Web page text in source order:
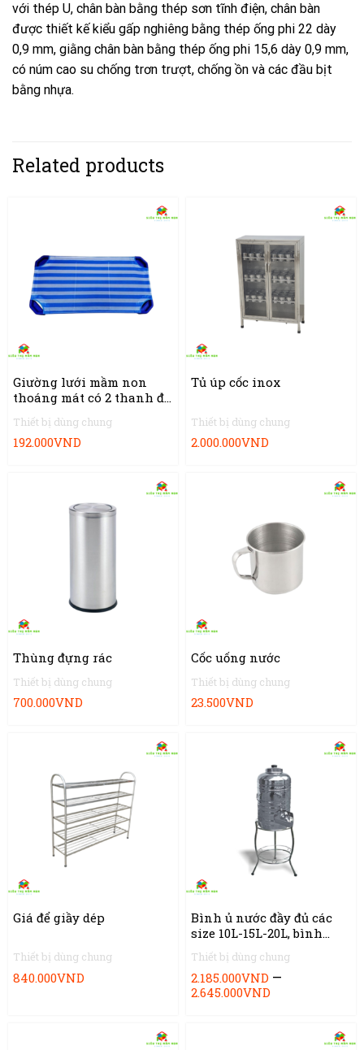
với thép U, chân bàn bằng thép sơn tĩnh điện, chân bàn
được thiết kế kiểu gấp nghiêng bằng thép ống phi 22 dày
0,9 mm, giằng chân bàn bằng thép ống phi 15,6 dày 0,9 mm,
có núm cao su chống trơn trượt, chống ồn và các đầu bịt
bằng nhựa.
Related products
Thiết bị dùng chung
Giường lưới mầm non
thoáng mát có 2 thanh đỡ
lưng cho bé
192.000VND
Thiết bị dùng chung
Tủ úp cốc inox
2.000.000VND
Thiết bị dùng chung
Thùng đựng rác
700.000VND
Thiết bị dùng chung
Cốc uống nước
23.500VND
Thiết bị dùng chung
Giá để giầy dép
840.000VND
Thiết bị dùng chung
Bình ủ nước đầy đủ các
size 10L-15L-20L, bình
đựng nước inox 304 chắc
chắn
2.185.000VND –
2.645.000VND